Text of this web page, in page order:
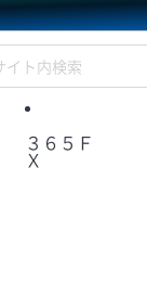
３６５Ｆ
Ｘ